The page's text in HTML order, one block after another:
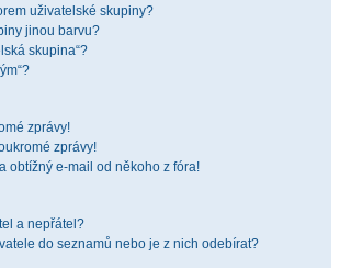
uživatelské skupiny?
jinou barvu?
skupina“?
zprávy!
zprávy!
obtížný e-mail od někoho z fóra!
a nepřátel?
do seznamů nebo je z nich odebírat?